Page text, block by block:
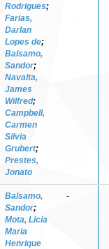
Rodrigues;
Farias,
Darlan
Lopes de;
Balsamo,
Sandor;
Navalta,
James
Wilfred;
Campbell,
Carmen
Silvia
Grubert;
Prestes,
Jonato
Balsamo,
Sandor;
Mota, Licia
Maria
Henrique
-